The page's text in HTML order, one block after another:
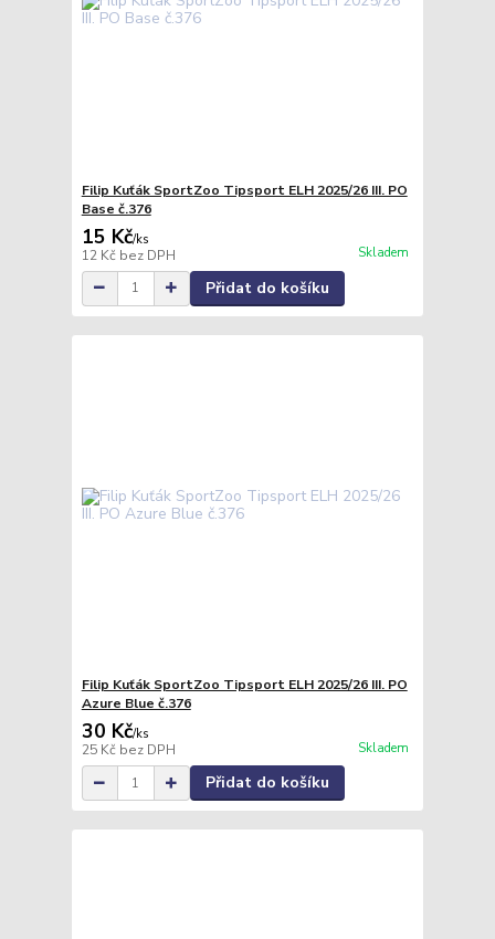
Filip Kuťák SportZoo Tipsport ELH 2025/26 III. PO
Base č.376
15 Kč/ks
12 Kč bez DPH Skladem
Přidat do košíku
Filip Kuťák SportZoo Tipsport ELH 2025/26 III. PO
Azure Blue č.376
30 Kč/ks
25 Kč bez DPH Skladem
Přidat do košíku